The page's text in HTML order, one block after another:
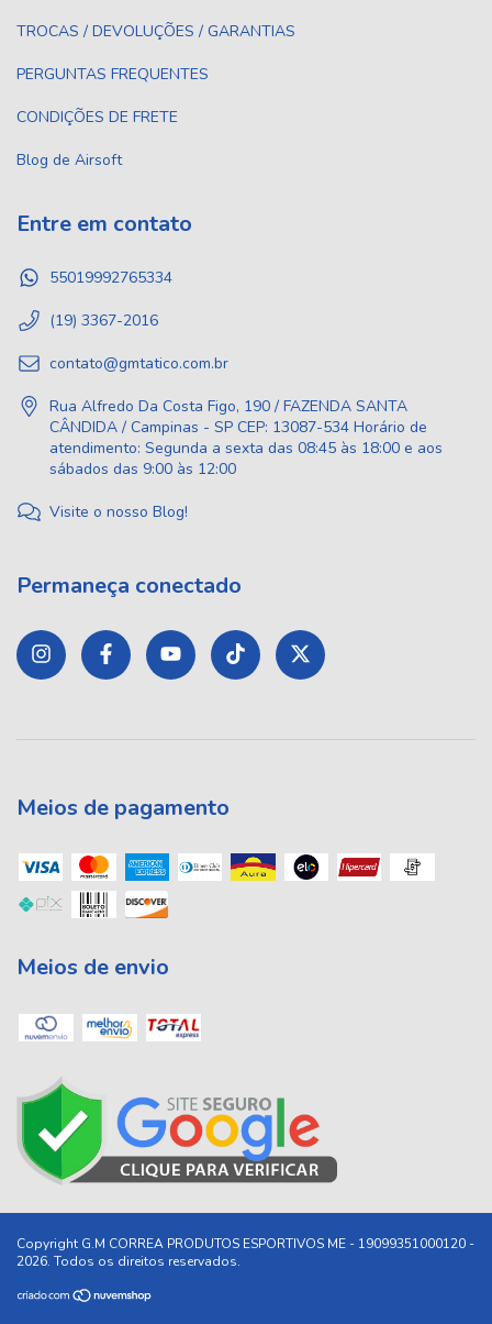
TROCAS / DEVOLUÇÕES / GARANTIAS
PERGUNTAS FREQUENTES
CONDIÇÕES DE FRETE
Blog de Airsoft
Entre em contato
55019992765334
(19) 3367-2016
contato@gmtatico.com.br
Rua Alfredo Da Costa Figo, 190 / FAZENDA SANTA
CÂNDIDA / Campinas - SP CEP: 13087-534 Horário de
atendimento: Segunda a sexta das 08:45 às 18:00 e aos
sábados das 9:00 às 12:00
Visite o nosso Blog!
Permaneça conectado
Meios de pagamento
Meios de envio
Copyright G.M CORREA PRODUTOS ESPORTIVOS ME - 19099351000120 -
2026. Todos os direitos reservados.